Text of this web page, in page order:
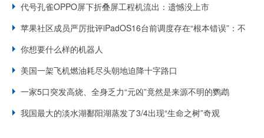
代号孔雀OPPO屏下折叠屏工程机流出：遗憾没上市
苹果社区成员严厉批评iPadOS16台前调度存在“根本错误”：不
你想要什么样的机器人
美国一架飞机燃油耗尽头朝地迫降十字路口
一家5口突发高烧、全身乏力“元凶”竟然是来源不明的鹦鹉
我国最大的淡水湖鄱阳湖蒸发了3/4出现“生命之树”奇观